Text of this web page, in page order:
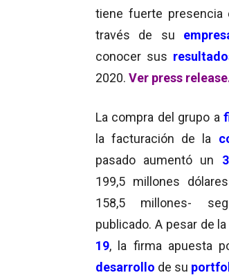
tiene fuerte
través de su
conocer sus
2020. Ver press
La compra del grupo a
la facturación de la
pasado aumentó un
199,5 millones
158,5 millones-
publicado. A pesar de
19, la firma apuesta
desarrollo de su